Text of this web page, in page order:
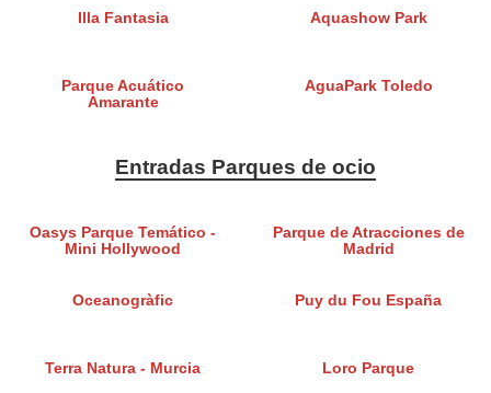
Illa Fantasia Aquashow Park
Parque Acuático
Amarante
AguaPark Toledo
Entradas Parques de ocio
Oasys Parque Temático -
Mini Hollywood
Parque de Atracciones de
Madrid
Oceanogràfic Puy du Fou España
Terra Natura - Murcia Loro Parque